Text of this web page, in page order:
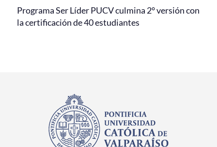
Programa Ser Líder PUCV culmina 2° versión con
la certificación de 40 estudiantes